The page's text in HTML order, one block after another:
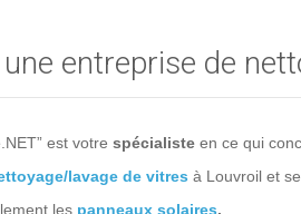
entreprise de
est votre spécialiste en ce qui
lavage de vitres à Louvroil et
les panneaux solaires.